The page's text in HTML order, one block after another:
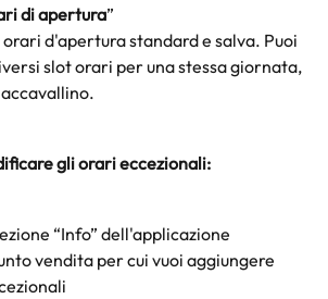
di apertura”
d'apertura standard e salva. Puoi
slot orari per una stessa giornata,
gli orari eccezionali:
“Info” dell'applicazione
vendita per cui vuoi aggiungere